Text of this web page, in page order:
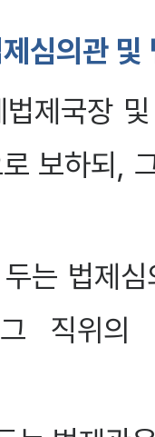
심의관
법제국장
보하되,
는 법제
직위의